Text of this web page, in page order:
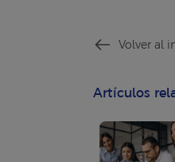
Volver al
Artículos